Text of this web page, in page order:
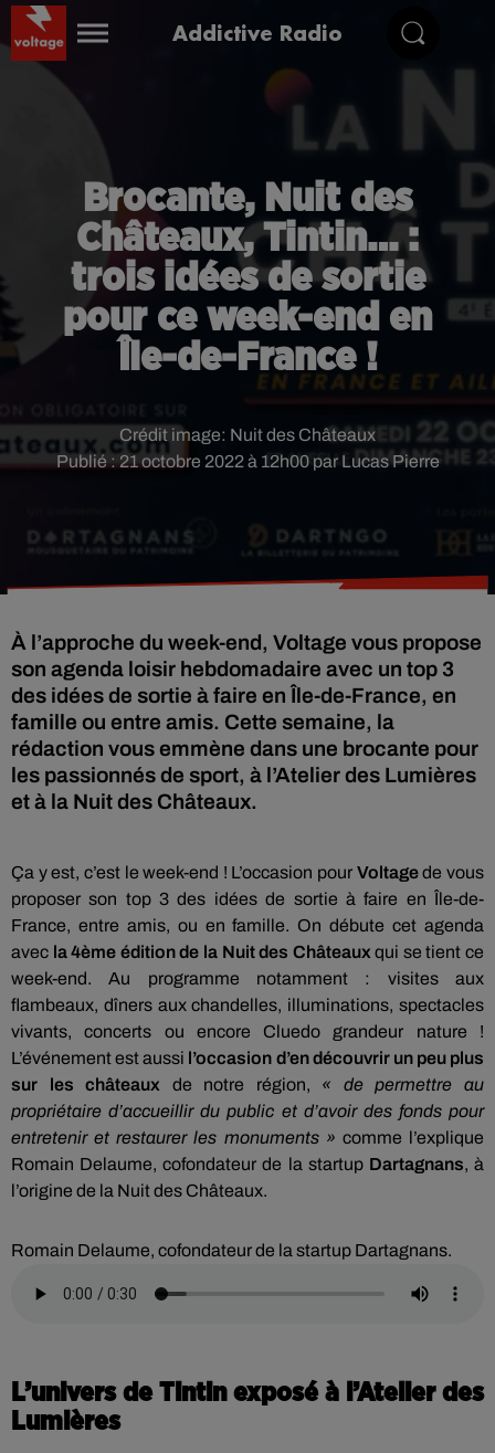
Addictive Radio
Brocante, Nuit des
Châteaux, Tintin… :
trois idées de sortie
pour ce week-end en
Île-de-France !
Publié : 21 octobre 2022 à 12h00 par Lucas Pierre
Crédit image: Nuit des Châteaux
À l’approche du week-end, Voltage vous propose
son agenda loisir hebdomadaire avec un top 3
des idées de sortie à faire en Île-de-France, en
famille ou entre amis. Cette semaine, la
rédaction vous emmène dans une brocante pour
les passionnés de sport, à l’Atelier des Lumières
et à la Nuit des Châteaux.
Ça y est, c’est le week-end ! L’occasion pour Voltagede vous
proposer son top 3 des idées de sortie à faire en Île-de-
France, entre amis, ou en famille. On débute cet agenda
avec la 4ème édition de la Nuit des Châteaux qui se tient ce
week-end. Au programme notamment : visites aux
flambeaux, dîners aux chandelles, illuminations, spectacles
vivants, concerts ou encore Cluedo grandeur nature !
L’événement est aussi l’occasion d’en découvrir un peu plus
sur les châteaux de notre région, « de permettre au
propriétaire d’accueillir du public et d’avoir des fonds pour
entretenir et restaurer les monuments » comme l’explique
Romain Delaume, cofondateur de la startup Dartagnans, à
l’origine de la Nuit des Châteaux.
Romain Delaume, cofondateur de la startup Dartagnans.
L’univers de Tintin exposé à l’Atelier des
Lumières